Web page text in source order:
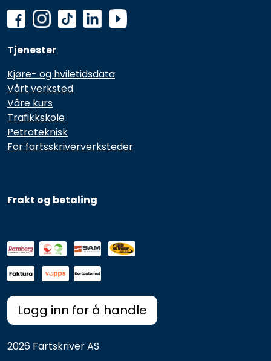
Logg inn for å handle
2026 Fartskriver AS
Frakt og betaling
Tjenester
Kjøre- og hviletidsdata
Vårt verksted
Våre kurs
Trafikkskole
Petroteknisk
For fartsskriververksteder